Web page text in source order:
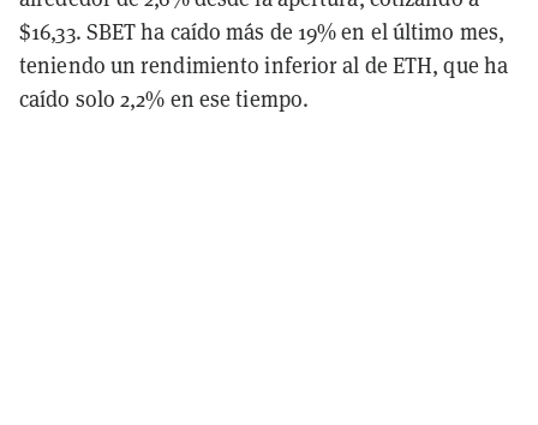
$16,33. SBET ha caído más de 19% en el último mes,
teniendo un rendimiento inferior al de ETH, que ha
caído solo 2,2% en ese tiempo.